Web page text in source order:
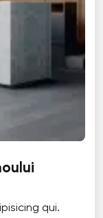
qui.